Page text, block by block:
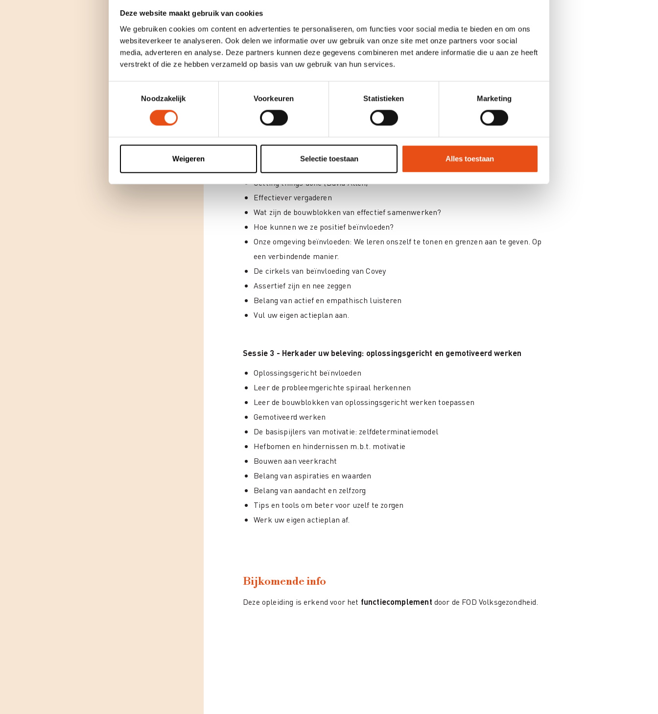
Deze website maakt gebruik van cookies
We gebruiken cookies om content en advertenties te personaliseren, om functies voor social media te bieden en om ons
websiteverkeer te analyseren. Ook delen we informatie over uw gebruik van onze site met onze partners voor social
media, adverteren en analyse. Deze partners kunnen deze gegevens combineren met andere informatie die u aan ze heeft
verstrekt of die ze hebben verzameld op basis van uw gebruik van hun services.
Noodzakelijk
Voorkeuren Statistieken Marketing
Weigeren Selectie toestaan Alles toestaan
Omgaan met e-mails, social media, smartphone
Belang van plannen en bufferen
Omgaan met uitstelgedrag en perfectionisme
Start uw eigen actieplan.
Sessie 2 - Effectiever samenwerken en respectvol beïnvloeden
We leren dat de output van ons werk belangrijker is dan het proberen beheersen van
de constante stroom aan inputs.
Getting things done (David Allen)
Effectiever vergaderen
Wat zijn de bouwblokken van effectief samenwerken?
Hoe kunnen we ze positief beïnvloeden?
Onze omgeving beïnvloeden: We leren onszelf te tonen en grenzen aan te geven. Op
een verbindende manier.
De cirkels van beïnvloeding van Covey
Assertief zijn en nee zeggen
Belang van actief en empathisch luisteren
Vul uw eigen actieplan aan.
Sessie 3 - Herkader uw beleving: oplossingsgericht en gemotiveerd werken
Oplossingsgericht beïnvloeden
Leer de probleemgerichte spiraal herkennen
Leer de bouwblokken van oplossingsgericht werken toepassen
Gemotiveerd werken
De basispijlers van motivatie: zelfdeterminatiemodel
Hefbomen en hindernissen m.b.t. motivatie
Bouwen aan veerkracht
Belang van aspiraties en waarden
Belang van aandacht en zelfzorg
Tips en tools om beter voor uzelf te zorgen
Werk uw eigen actieplan af.
Bijkomende info
Deze opleiding is erkend voor het functiecomplement door de FOD Volksgezondheid.